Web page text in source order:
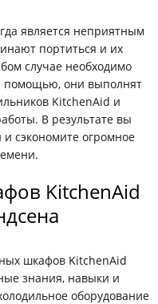
является неприятным
портиться и их
случае необходимо
помощью, они выполнят
KitchenAid и
В результате вы
сэкономите огромное
KitchenAid
шкафов KitchenAid
знания, навыки и
оборудование